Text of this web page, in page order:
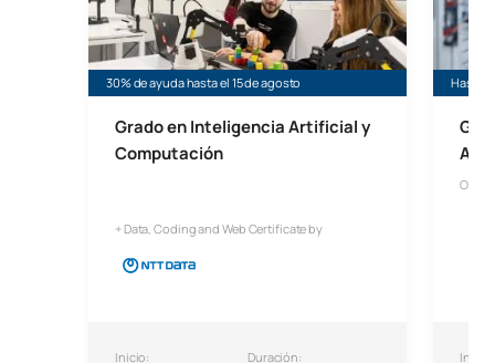
30% de ayuda hasta el 15 de agosto
Grado en Inteligencia Artificial y
Computación
+ Data, Coding and Web Certificate by
Inicio: Duración:
Hasta
Inicio: